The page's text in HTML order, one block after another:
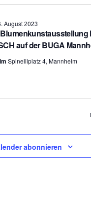
auf der BUGA
August 2023
Spinelliplatz 4, Mannheim
abonnieren